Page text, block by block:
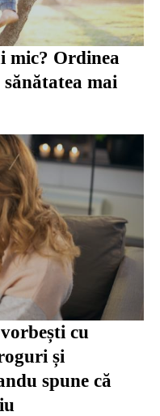
mic? Ordinea
mai
cu
și
spune că